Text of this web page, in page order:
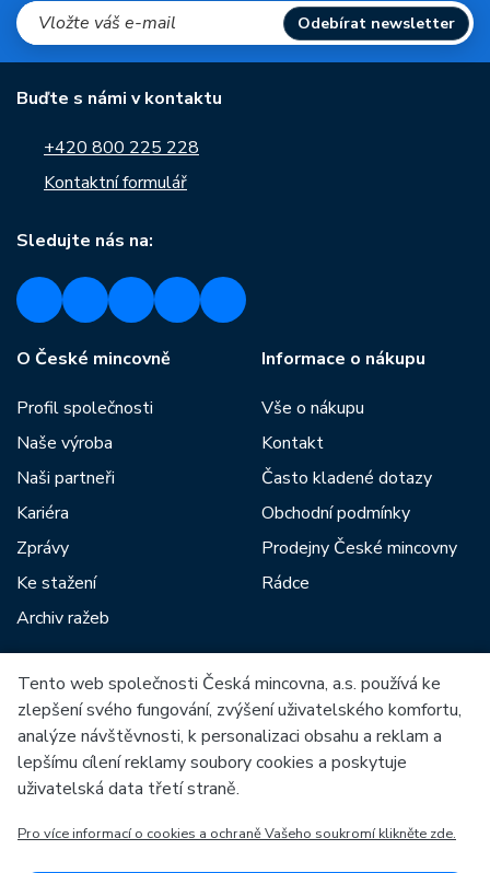
Odebírat newsletter
Buďte s námi v kontaktu
+420 800 225 228
Kontaktní formulář
Sledujte nás na:
O České mincovně
Profil společnosti
Naše výroba
Naši partneři
Kariéra
Zprávy
Ke stažení
Archiv ražeb
Informace o nákupu
Vše o nákupu
Kontakt
Často kladené dotazy
Obchodní podmínky
Prodejny České mincovny
Rádce
Mezi naše partnery patří:
Evropská unie
OP Podnikání a inovace pro konkurenceschopnost
Tento web společnosti Česká mincovna, a.s. používá ke
zlepšení svého fungování, zvýšení uživatelského komfortu,
analýze návštěvnosti, k personalizaci obsahu a reklam a
lepšímu cílení reklamy soubory cookies a poskytuje
uživatelská data třetí straně.
Pro více informací o cookies a ochraně Vašeho soukromí klikněte zde.